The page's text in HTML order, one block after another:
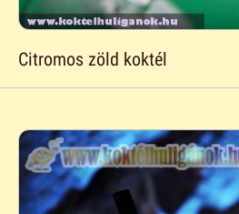
Citromos zöld koktél